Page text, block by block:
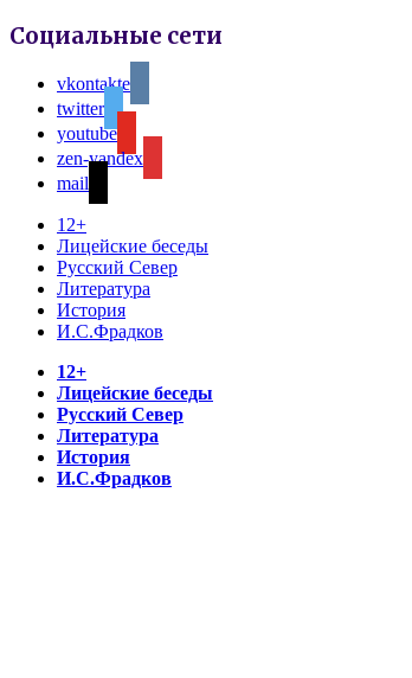
Социальные сети
vkontakte
twitter
youtube
zen-yandex
mail
12+
Лицейские беседы
Русский Север
Литература
История
И.С.Фрадков
12+
Лицейские беседы
Русский Север
Литература
История
И.С.Фрадков